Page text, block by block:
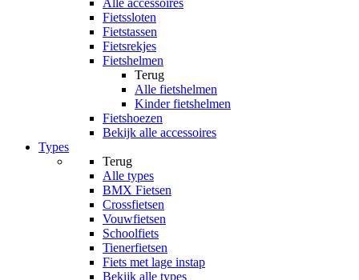
Alle accessoires
Fietssloten
Fietstassen
Fietsrekjes
Fietshelmen
Terug
Alle fietshelmen
Kinder fietshelmen
Fietshoezen
Bekijk alle accessoires
Types
Terug
Alle types
BMX Fietsen
Crossfietsen
Vouwfietsen
Schoolfiets
Tienerfietsen
Fiets met lage instap
Bekijk alle types